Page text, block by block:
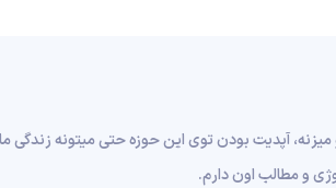
آپدیت بودن توی این حوزه حتی میتونه زندگی
و مطالب اون دارم.